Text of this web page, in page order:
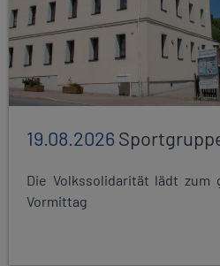
19.08.2026
Die Volkssolidarität lädt zum
Vormittag